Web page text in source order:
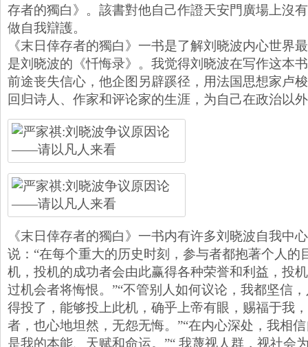
存者的獨白》。該書對他自己作證天安門廣場上沒
做自我辯護。
《末日倖存者的獨白》一书是了解刘晓波内心世界
是刘晓波的《忏悔录》。我觉得刘晓波在写作这本
前途丧失信心，他企图另辟蹊径，用法国思想家卢
回归诗人、作家和评论家的生涯，为自己在政治以
《末日倖存者的獨白》一书内有许多刘晓波自我中
说：“在每个重大的历史时刻，参与者都抱著个人的
机，投机的成功者会由此赢得各种荣誉和利益，投
过机会者将悔恨。”“不管别人如何议论，我都坚信
得投了，能够投上此机，确乎上帝有眼，赐福于我
者，也心地坦然，无怨无悔。”“在内心深处，我相
是我的本能、天赋和命运。”“ 我蔑视人群，视社会